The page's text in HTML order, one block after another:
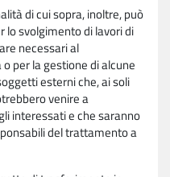
di cui sopra, inoltre, può
lo svolgimento di lavori di
necessari al
per la gestione di alcune
esterni che, ai soli
venire a
interessati e che saranno
del trattamento a